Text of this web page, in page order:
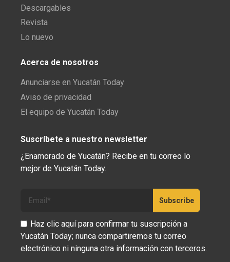
Descargables
Revista
Lo nuevo
Acerca de nosotros
Anunciarse en Yucatán Today
Aviso de privacidad
El equipo de Yucatán Today
Suscríbete a nuestro newsletter
¿Enamorado de Yucatán? Recibe en tu correo lo
mejor de Yucatán Today.
Haz clic aquí para confirmar tu suscripción a
Yucatán Today; nunca compartiremos tu correo
electrónico ni ninguna otra información con terceros.